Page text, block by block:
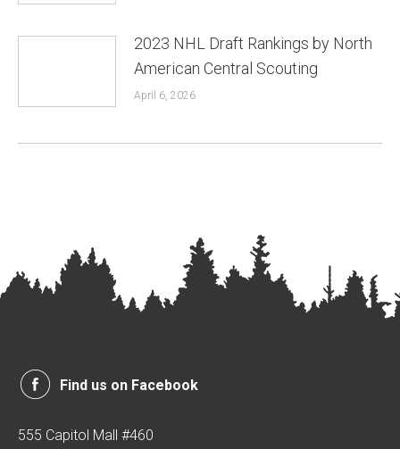
2023 NHL Draft Rankings by North
American Central Scouting
April 6, 2026
Find us on Facebook
555 Capitol Mall #460